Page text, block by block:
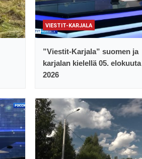
VIESTIT-KARJALA
”Viestit-Karjala” suomen ja
karjalan kielellä 05. elokuuta
2026